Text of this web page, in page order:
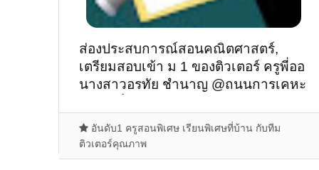
ส่องประสบการณ์สอนคณิตศาสตร์,
เตรียมสอบเข้า ม 1 ของติวเตอร์ ครูพี่ออ
นางสาวอรทัย ชำนาญ @ถนนการเคหะ
อันดับ1 ครูสอนพิเศษ เรียนพิเศษที่บ้าน กับทีม
ติวเตอร์คุณภาพ